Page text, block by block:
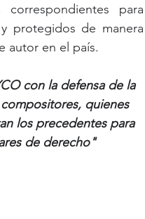
para
protegidos de manera
autor en el país.
con la defensa de la
quienes
los precedentes para
de derecho"